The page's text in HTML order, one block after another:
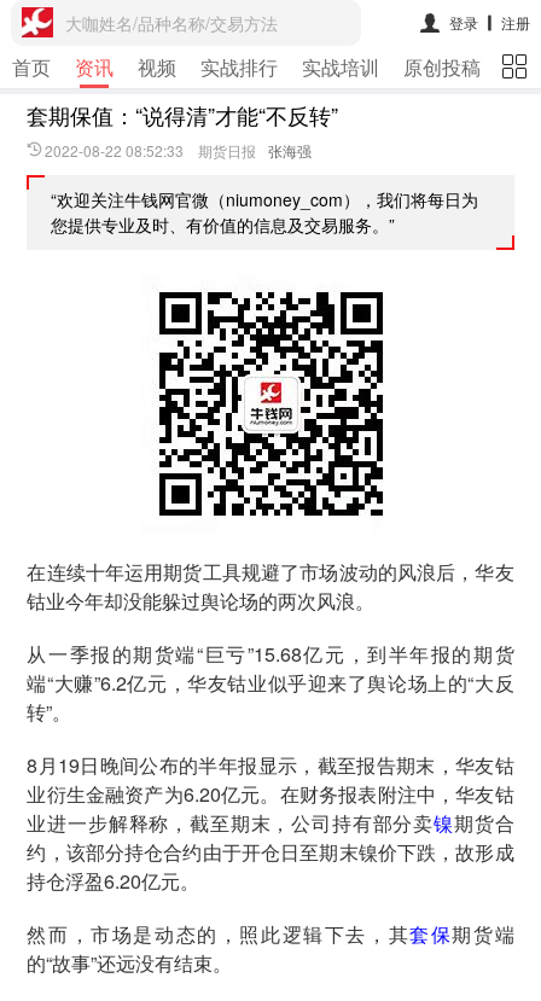
大咖姓名/品种名称/交易方法 登录 注册
首页 资讯 视频 实战排行 实战培训 原创投稿 期
套期保值：“说得清”才能“不反转”
2022-08-22 08:52:33 期货日报 张海强
“欢迎关注牛钱网官微（niumoney_com），我们将每日为
您提供专业及时、有价值的信息及交易服务。”
在连续十年运用期货工具规避了市场波动的风浪后，华友
钴业今年却没能躲过舆论场的两次风浪。
从一季报的期货端“巨亏”15.68亿元，到半年报的期货
端“大赚”6.2亿元，华友钴业似乎迎来了舆论场上的“大反
转”。
8月19日晚间公布的半年报显示，截至报告期末，华友钴
业衍生金融资产为6.20亿元。在财务报表附注中，华友钴
业进一步解释称，截至期末，公司持有部分卖镍期货合
约，该部分持仓合约由于开仓日至期末镍价下跌，故形成
持仓浮盈6.20亿元。
然而，市场是动态的，照此逻辑下去，其套保期货端
的“故事”还远没有结束。